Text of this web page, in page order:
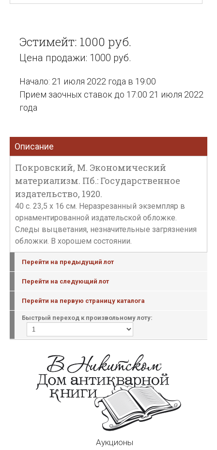
Эстимейт: 1000 руб.
Цена продажи: 1000 руб.
Начало: 21 июля 2022 года в 19:00
Прием заочных ставок до 17:00 21 июля 2022
года
Описание
Покровский, М. Экономический
материализм. Пб.: Государственное
издательство, 1920.
40 с. 23,5 х 16 см. Неразрезанный экземпляр в
орнаментированной издательской обложке.
Следы выцветания, незначительные загрязнения
обложки. В хорошем состоянии.
Перейти на предыдущий лот
Перейти на следующий лот
Перейти на первую страницу каталога
Быстрый переход к произвольному лоту:
Аукционы